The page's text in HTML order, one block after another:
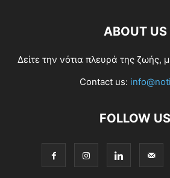
ABOUT US
Δείτε την νότια πλευρά της ζωής,
Contact us:
FOLLOW US